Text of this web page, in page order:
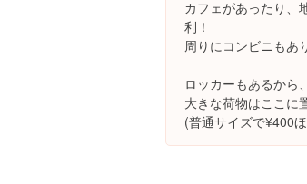
カフェがあったり、
利！
周りにコンビニもあ
ロッカーもあるから、
大きな荷物はここに
(普通サイズで¥400